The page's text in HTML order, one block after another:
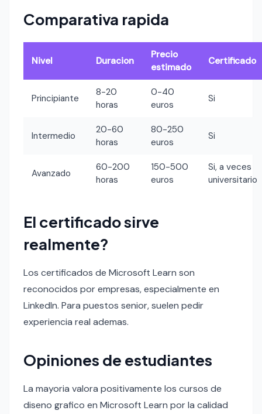
Comparativa rapida
Nivel Duracion
Precio
estimado
Certificado
Principiante
8-20
horas
0-40
euros
Si
Intermedio
20-60
horas
80-250
euros
Si
Avanzado
60-200
horas
150-500
euros
Si, a veces
universitario
El certificado sirve
realmente?
Los certificados de Microsoft Learn son
reconocidos por empresas, especialmente en
LinkedIn. Para puestos senior, suelen pedir
experiencia real ademas.
Opiniones de estudiantes
La mayoria valora positivamente los cursos de
diseno grafico en Microsoft Learn por la calidad